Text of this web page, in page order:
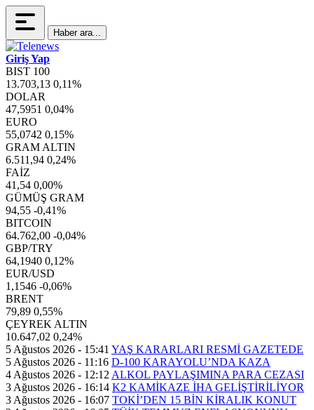
Haber ara...
Giriş Yap
BIST 100
13.703,13 0,11%
DOLAR
47,5951 0,04%
EURO
55,0742 0,15%
GRAM ALTIN
6.511,94 0,24%
FAİZ
41,54 0,00%
GÜMÜŞ GRAM
94,55 -0,41%
BITCOIN
64.762,00 -0,04%
GBP/TRY
64,1940 0,12%
EUR/USD
1,1546 -0,06%
BRENT
79,89 0,55%
ÇEYREK ALTIN
10.647,02 0,24%
5 Ağustos 2026 - 15:41 YAŞ KARARLARI RESMİ GAZETEDE
5 Ağustos 2026 - 11:16 D-100 KARAYOLU’NDA KAZA
4 Ağustos 2026 - 12:12 ALKOL PAYLAŞIMINA PARA CEZASI
3 Ağustos 2026 - 16:14 K2 KAMİKAZE İHA GELİŞTİRİLİYOR
3 Ağustos 2026 - 16:07 TOKİ’DEN 15 BİN KİRALIK KONUT